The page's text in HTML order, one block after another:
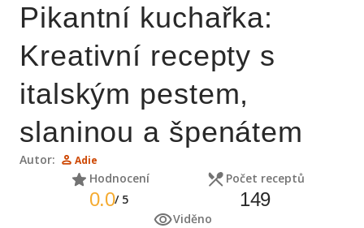
Pikantní kuchařka:
Kreativní recepty s
italským pestem,
slaninou a špenátem
Autor: Adie
Hodnocení
0.0/ 5
Počet receptů
149
Viděno